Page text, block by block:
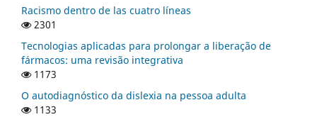
Racismo dentro de las cuatro líneas
2301
Tecnologias aplicadas para prolongar a liberação de
fármacos: uma revisão integrativa
1173
O autodiagnóstico da dislexia na pessoa adulta
1133